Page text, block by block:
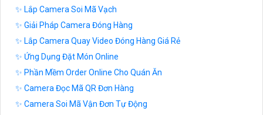
✨ Lắp Camera Soi Mã Vạch
✨ Giải Pháp Camera Đóng Hàng
✨ Lắp Camera Quay Video Đóng Hàng Giá Rẻ
✨ Ứng Dụng Đặt Món Online
✨ Phần Mềm Order Online Cho Quán Ăn
✨ Camera Đọc Mã QR Đơn Hàng
✨ Camera Soi Mã Vận Đơn Tự Động